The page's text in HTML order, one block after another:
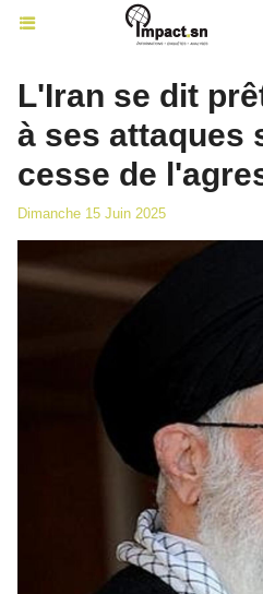
L'Iran se dit
à ses attaques
cesse de
Dimanche 15 Juin 2025